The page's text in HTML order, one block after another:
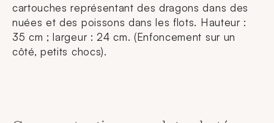
cartouches représentant des dragons dans des
nuées et des poissons dans les flots. Hauteur :
35 cm ; largeur : 24 cm. (Enfoncement sur un
côté, petits chocs).